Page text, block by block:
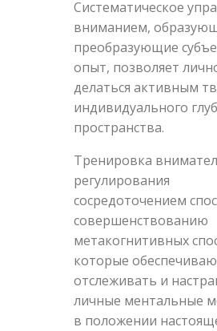
Систематическое
вниманием,
преобразующие
опыт, позволяет
делаться активным
индивидуального
пространства.
Тренировка
регулирования
сосредоточением
совершенствованию
метакогнитивных
которые
отслеживать и
личные ментальные
в положении